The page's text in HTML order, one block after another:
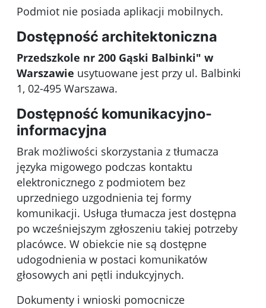
Podmiot nie posiada aplikacji mobilnych.
Dostępność architektoniczna
Przedszkole nr 200 Gąski Balbinki" w
Warszawie usytuowane jest przy ul. Balbinki
1, 02-495 Warszawa.
Dostępność komunikacyjno-
informacyjna
Brak możliwości skorzystania z tłumacza
języka migowego podczas kontaktu
elektronicznego z podmiotem bez
uprzedniego uzgodnienia tej formy
komunikacji. Usługa tłumacza jest dostępna
po wcześniejszym zgłoszeniu takiej potrzeby
placówce. W obiekcie nie są dostępne
udogodnienia w postaci komunikatów
głosowych ani pętli indukcyjnych.
Dokumenty i wnioski pomocnicze